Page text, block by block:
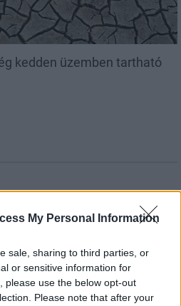
My Personal Information
sale, sharing to third parties, or
or sensitive information for
please use the below opt-out
Please note that after your
kedden üzemben tartható